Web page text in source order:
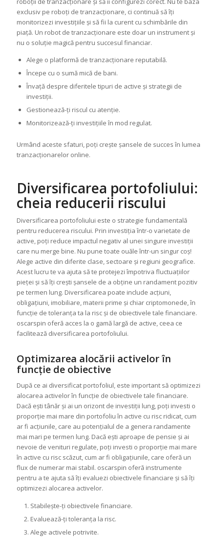
exclusiv pe roboți de tranzacționare, ci continuă să îți
monitorizezi investițiile și să fii la curent cu schimbările din
piață. Un robot de tranzacționare este doar un instrument și
nu o soluție magică pentru succesul financiar.
Alege o platformă de tranzacționare reputabilă.
Începe cu o sumă mică de bani.
Învață despre diferitele tipuri de active și strategii de
investiții.
Gestionează-ți riscul cu atenție.
Monitorizează-ți investițiile în mod regulat.
Urmând aceste sfaturi, poți crește șansele de succes în lumea
tranzacționarelor online.
Diversificarea portofoliului:
cheia reducerii riscului
Diversificarea portofoliului este o strategie fundamentală
pentru reducerea riscului. Prin investiția într-o varietate de
active, poți reduce impactul negativ al unei singure investiții
care nu merge bine. Nu pune toate ouăle într-un singur coș!
Alege active din diferite clase, sectoare și regiuni geografice.
Acest lucru te va ajuta să te protejezi împotriva fluctuațiilor
pieței și să îți crești șansele de a obține un randament pozitiv
pe termen lung. Diversificarea poate include acțiuni,
obligațiuni, imobiliare, materii prime și chiar criptomonede, în
funcție de toleranța ta la risc și de obiectivele tale financiare.
oscarspin oferă acces la o gamă largă de active, ceea ce
facilitează diversificarea portofoliului.
Optimizarea alocării activelor în
funcție de obiective
După ce ai diversificat portofoliul, este important să optimizezi
alocarea activelor în funcție de obiectivele tale financiare.
Dacă ești tânăr și ai un orizont de investiții lung, poți investi o
proporție mai mare din portofoliu în active cu risc ridicat, cum
ar fi acțiunile, care au potențialul de a genera randamente
mai mari pe termen lung. Dacă ești aproape de pensie și ai
nevoie de venituri regulate, poți investi o proporție mai mare
în active cu risc scăzut, cum ar fi obligațiunile, care oferă un
flux de numerar mai stabil. oscarspin oferă instrumente
pentru a te ajuta să îți evaluezi obiectivele financiare și să îți
optimizezi alocarea activelor.
Stabilește-ți obiectivele financiare.
Evaluează-ți toleranța la risc.
Alege activele potrivite.